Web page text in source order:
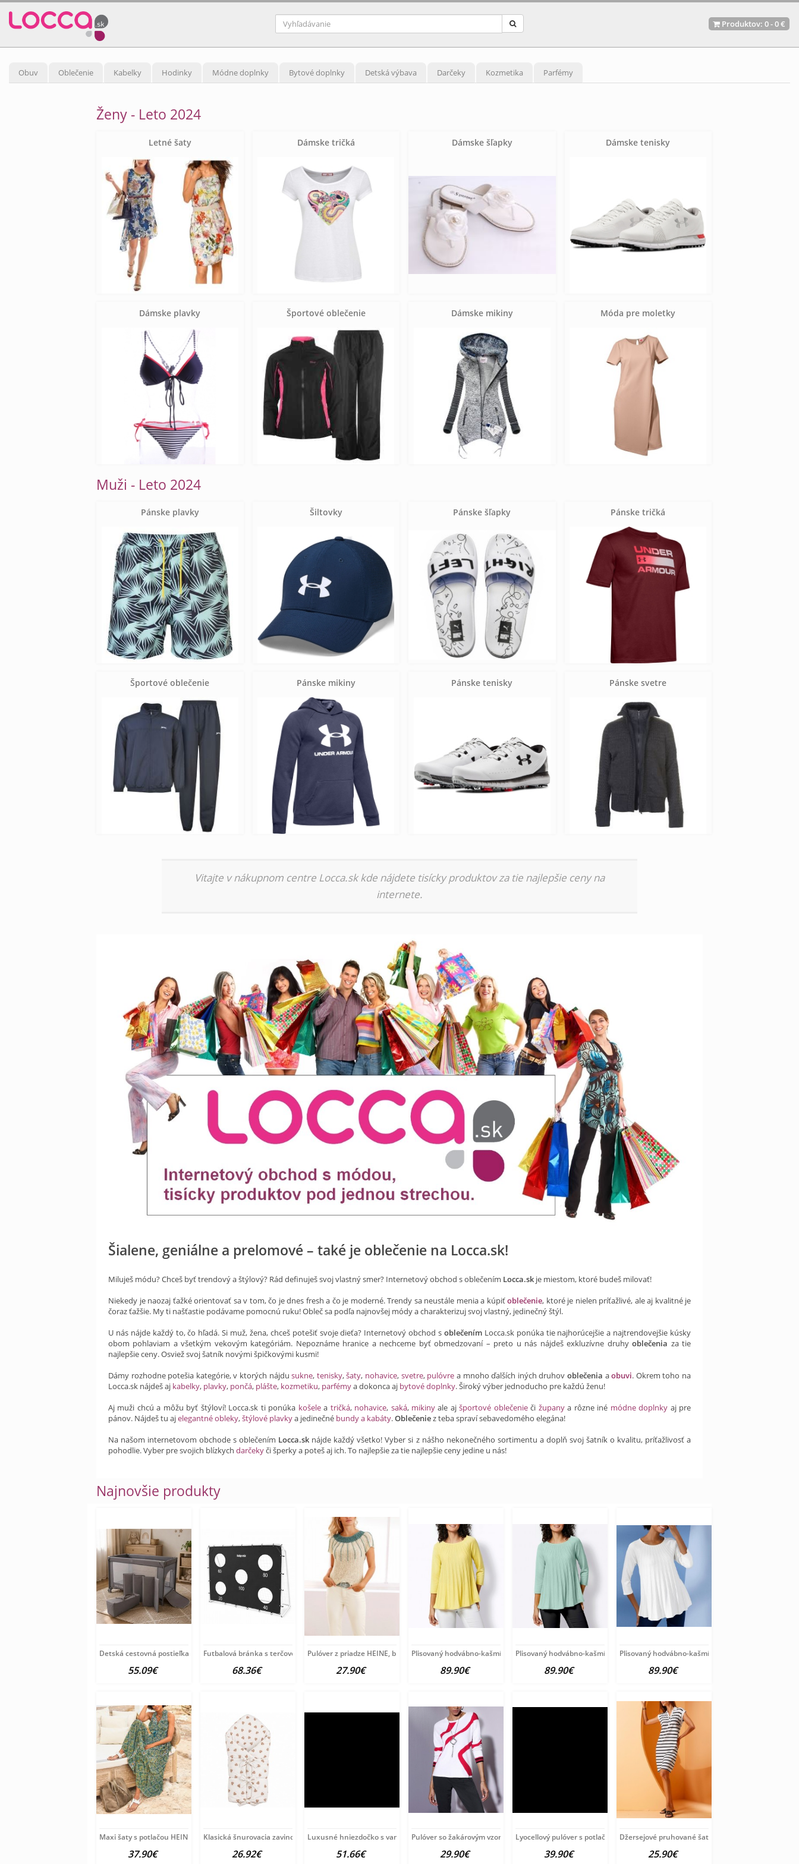
Produktov: 0-0 €
Obuv Oblečenie Kabelky Hodinky Módne doplnky Bytové doplnky Detská výbava Darčeky Kozmetika Parfémy
Ženy - Leto 2024
Letné šaty Dámske tričká Dámske šľapky Dámske tenisky
Dámske plavky Športové oblečenie Dámske mikiny Móda pre moletky
Muži - Leto 2024
Pánske plavky Šiltovky Pánske šľapky Pánske tričká
Športové oblečenie Pánske mikiny Pánske tenisky Pánske svetre
Vitajte v nákupnom centre Locca.sk kde nájdete tisícky produktov za tie najlepšie ceny na
internete.
Šialene, geniálne a prelomové – také je oblečenie na Locca.sk!
Miluješ módu? Chceš byť trendový a štýlový? Rád definuješ svoj vlastný smer? Internetový obchod s oblečením Locca.sk je miestom, ktoré budeš milovať!
Niekedy je naozaj ťažké orientovať sa v tom, čo je dnes fresh a čo je moderné. Trendy sa neustále menia a kúpiťoblečenie, ktoré je nielen príťažlivé, ale aj kvalitné je
čoraz ťažšie. My ti našťastie podávame pomocnú ruku! Obleč sa podľa najnovšej módy a charakterizuj svoj vlastný, jedinečný štýl.
U nás nájde každý to, čo hľadá. Si muž, žena, chceš potešiť svoje dieťa? Internetový obchod s oblečenímLocca.sk ponúka tie najhorúcejšie a najtrendovejšie kúsky
obom pohlaviam a všetkým vekovým kategóriám. Nepoznáme hranice a nechceme byť obmedzovaní – preto u nás nájdeš exkluzívne druhyoblečenia za tie
najlepšie ceny. Osviež svoj šatník novými špičkovými kusmi!
Dámy rozhodne potešia kategórie, v ktorých nájdusukne, tenisky,šaty, nohavice, svetre, pulóvre a mnoho ďalších iných druhov oblečenia aobuvi. Okrem toho na
Locca.sk nájdeš aj kabelky, plavky, pončá, plášte, kozmetiku, parfémya dokonca aj bytové doplnky. Široký výber jednoducho pre každú ženu!
Aj muži chcú a môžu byť štýloví! Locca.sk ti ponúka košelea tričká, nohavice, saká, mikiny ale ajšportové oblečenieči županya rôzne iné módne doplnky aj pre
pánov. Nájdeš tu ajelegantné obleky,štýlové plavkya jedinečné bundy a kabáty.Oblečeniez teba spraví sebavedomého elegána!
Na našom internetovom obchode s oblečením Locca.sk nájde každý všetko! Vyber si z nášho nekonečného sortimentu a doplň svoj šatník o kvalitu, príťažlivosť a
pohodlie. Vyber pre svojich blízkych darčekyči šperky a poteš aj ich. To najlepšie za tie najlepšie ceny jedine u nás!
Najnovšie produkty
Detská cestovná postieľka Milly Mally
55.09€
Futbalová bránka s terčovou plachtou Baby
68.36€
Pulóver z priadze HEINE, bielo-tyrkysový
27.90€
Plisovaný hodvábno-kašmírový pulóver
89.90€
Plisovaný hodvábno-kašmírový pulóver
89.90€
Plisovaný hodvábno-kašmírový pulóver
89.90€
Maxi šaty s potlačou HEINE, modro-zeleno-žlté
37.90€
Klasická šnurovacia zavinovačka New Baby
26.92€
Luxusné hniezdočko s vankúšikom a perinkou
51.66€
Pulóver so žakárovým vzorom Création
29.90€
Lyocellový pulóver s potlačou Création
39.90€
Džersejové pruhované šaty HEINE, bielo-čierne
25.90€